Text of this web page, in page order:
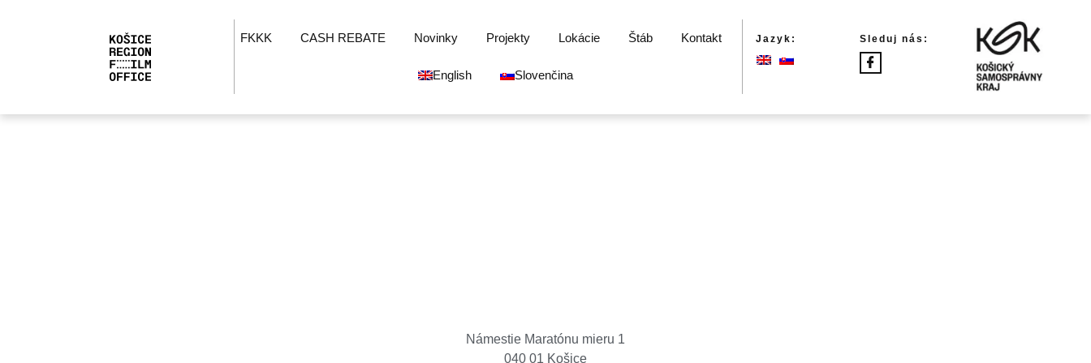
FKKK CASH REBATE Novinky Projekty Lokácie Štáb Kontakt
English Slovenčina
Jazyk: Sleduj nás:
Námestie Maratónu mieru 1
040 01 Košice